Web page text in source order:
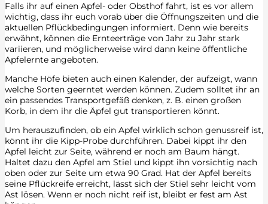
Falls ihr auf einen Apfel- oder Obsthof fahrt, ist es vor allem
wichtig, dass ihr euch vorab über die Öffnungszeiten und die
aktuellen Pflückbedingungen informiert. Denn wie bereits
erwähnt, können die Ernteerträge von Jahr zu Jahr stark
variieren, und möglicherweise wird dann keine öffentliche
Apfelernte angeboten.
Manche Höfe bieten auch einen Kalender, der aufzeigt, wann
welche Sorten geerntet werden können. Zudem solltet ihr an
ein passendes Transportgefäß denken, z. B. einen großen
Korb, in dem ihr die Äpfel gut transportieren könnt.
Um herauszufinden, ob ein Apfel wirklich schon genussreif ist,
könnt ihr die Kipp-Probe durchführen. Dabei kippt ihr den
Apfel leicht zur Seite, während er noch am Baum hängt.
Haltet dazu den Apfel am Stiel und kippt ihn vorsichtig nach
oben oder zur Seite um etwa 90 Grad. Hat der Apfel bereits
seine Pflückreife erreicht, lässt sich der Stiel sehr leicht vom
Ast lösen. Wenn er noch nicht reif ist, bleibt er fest am Ast